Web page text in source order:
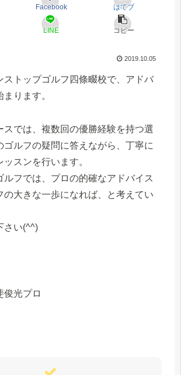
Facebook はてブ
LINE コピー
2019.10.05
ストップゴルフ四條畷校で、アドバ
ります。
スでは、複数回の優勝経験を持つ選
ゴルフの疑問に答えながら、丁寧に
スンを行います。
ルフでは、プロの的確なアドバイス
の大きな一歩になれば、と考えてい
さい(^^)
俊光プロ